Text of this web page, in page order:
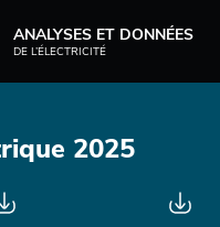
ANALYSES ET DONNÉES
DE L’ÉLECTRICITÉ
2025